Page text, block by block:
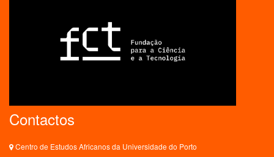
Contactos
Centro de Estudos Africanos da Universidade do Porto